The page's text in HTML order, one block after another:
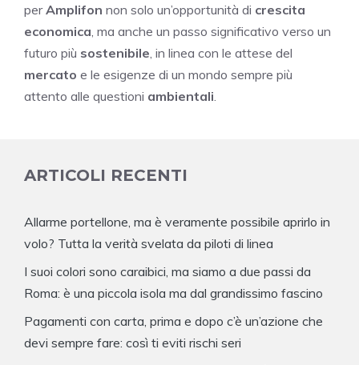
perAmplifon non solo un’opportunità di crescita
economica , ma anche un passo significativo verso un
futuro più sostenibile , in linea con le attese del
mercato e le esigenze di un mondo sempre più
attento alle questioni ambientali
ARTICOLI RECENTI
Allarme portellone, ma è veramente possibile aprirlo in
volo? Tutta la verità svelata da piloti di linea
I suoi colori sono caraibici, ma siamo a due passi da
Roma: è una piccola isola ma dal grandissimo fascino
Pagamenti con carta, prima e dopo c’è un’azione che
devi sempre fare: così ti eviti rischi seri